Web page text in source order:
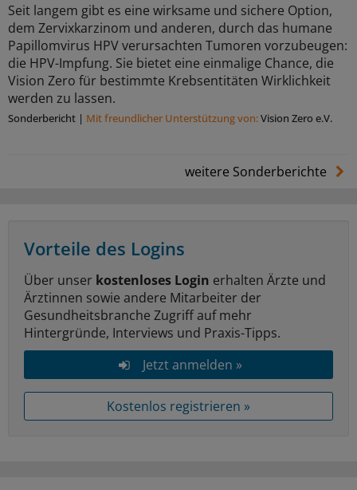
Seit langem gibt es eine wirksame und sichere Option,
dem Zervixkarzinom und anderen, durch das humane
Papillomvirus HPV verursachten Tumoren vorzubeugen:
die HPV-Impfung. Sie bietet eine einmalige Chance, die
Vision Zero für bestimmte Krebsentitäten Wirklichkeit
werden zu lassen.
Sonderbericht | Mit freundlicher Unterstützung von:Vision Zero e.V.
weitere Sonderberichte
Vorteile des Logins
Über unser kostenloses Login erhalten Ärzte und
Ärztinnen sowie andere Mitarbeiter der
Gesundheitsbranche Zugriff auf mehr
Hintergründe, Interviews und Praxis-Tipps.
Jetzt anmelden »
Kostenlos registrieren »